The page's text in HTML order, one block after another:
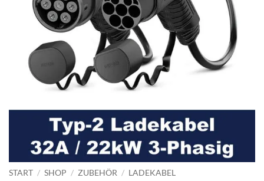
START / SHOP / ZUBEHÖR / LADEKABEL